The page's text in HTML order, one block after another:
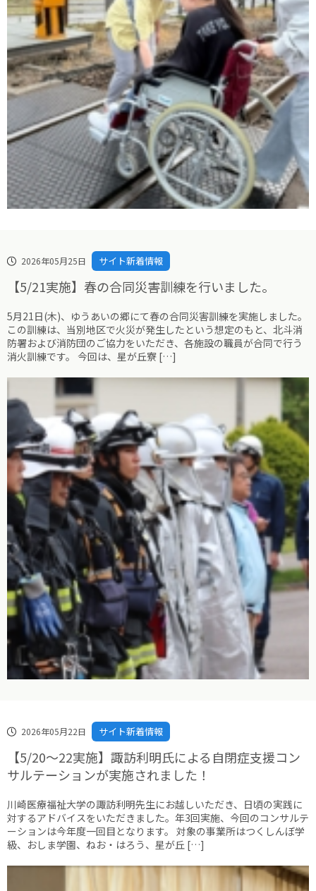
2026年05月25日 サイト新着情報
【5/21実施】春の合同災害訓練を行いました。
5月21日(木)、ゆうあいの郷にて春の合同災害訓練を実施しました。
この訓練は、当別地区で火災が発生したという想定のもと、北斗消
防署および消防団のご協力をいただき、各施設の職員が合同で行う
消火訓練です。 今回は、星が丘寮 […]
2026年05月22日 サイト新着情報
【5/20～22実施】諏訪利明氏による自閉症支援コン
サルテーションが実施されました！
川崎医療福祉大学の諏訪利明先生にお越しいただき、日頃の実践に
対するアドバイスをいただきました。年3回実施、今回のコンサルテ
ーションは今年度一回目となります。 対象の事業所はつくしんぼ学
級、おしま学園、ねお・はろう、星が丘 […]